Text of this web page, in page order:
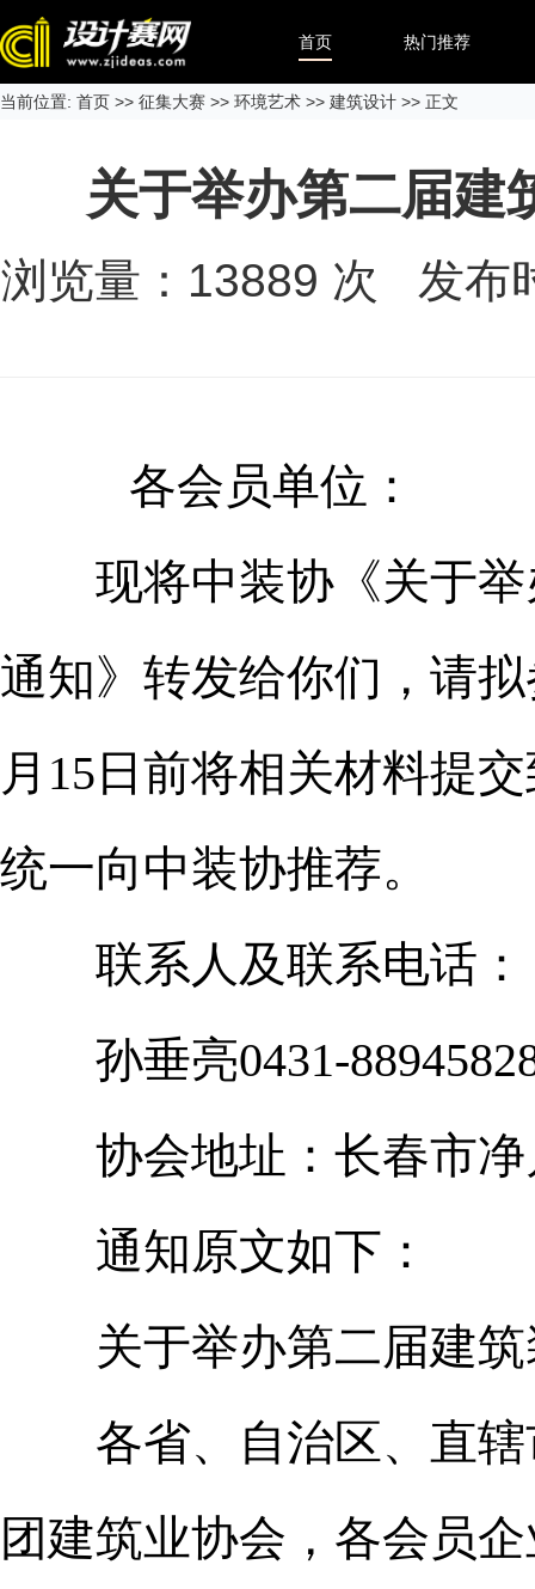
首页 热门推荐
当前位置: 首页 >> 征集大赛 >> 环境艺术 >> 建筑设计 >> 正文
关于举办第二届建
浏览量： 13889 次 发布
各会员单位：
现将中装协《关于举
通知》转发给你们，请
月15日前将相关材料提
统一向中装协推荐。
联系人及联系电话：
孙垂亮0431-
协会地址：长春市净
通知原文如下：
关于举办第二届建筑
各省、自治区、直辖
团建筑业协会，各会员